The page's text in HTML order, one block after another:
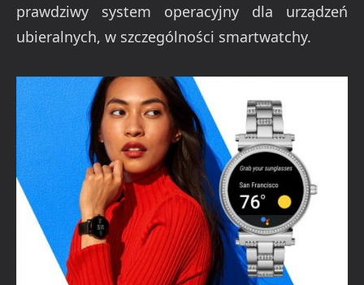
prawdziwy system operacyjny dla urządzeń
ubieralnych, w szczególności smartwatchy.